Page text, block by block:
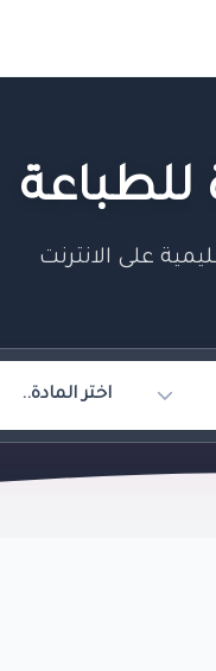
للطباعة
على الانترنت